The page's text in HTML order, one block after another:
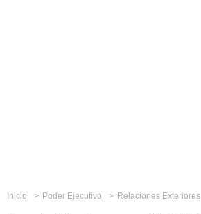
Inicio Poder Ejecutivo Relaciones Exteriores